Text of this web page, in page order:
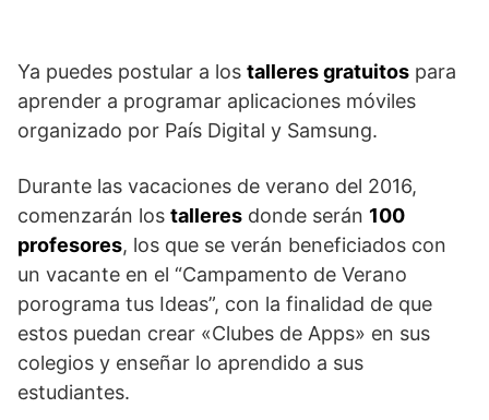
Ya puedes postular a los talleres gratuitos para
aprender a programar aplicaciones móviles
organizado por País Digital y Samsung.
Durante las vacaciones de verano del 2016,
comenzarán los talleres donde serán 100
profesores, los que se verán beneficiados con
un vacante en el “Campamento de Verano
porograma tus Ideas”, con la finalidad de que
estos puedan crear «Clubes de Apps» en sus
colegios y enseñar lo aprendido a sus
estudiantes.